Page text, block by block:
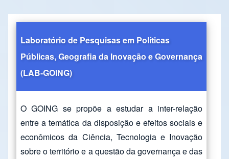
Laboratório de Pesquisas em Políticas
Públicas, Geografia da Inovação e Governança
(LAB-GOING)
O GOING se propõe a estudar a inter-relação
entre a temática da disposição e efeitos sociais e
econômicos da Ciência, Tecnologia e Inovação
sobre o território e a questão da governança e das